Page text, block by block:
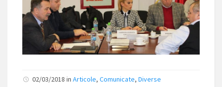
02/03/2018 in Articole, Comunicate, Diverse